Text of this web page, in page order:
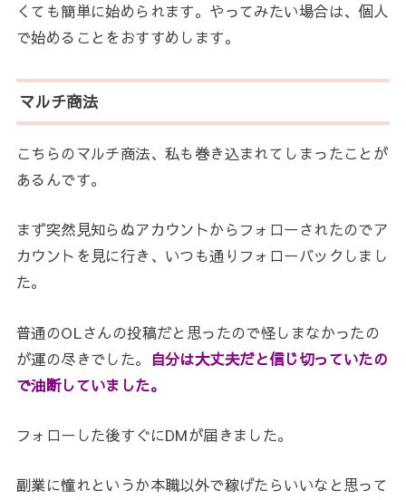
くても簡単に始められます。やってみたい場合は、個人
で始めることをおすすめします。
マルチ商法
こちらのマルチ商法、私も巻き込まれてしまったことが
あるんです。
まず突然見知らぬアカウントからフォローされたのでア
カウントを見に行き、いつも通りフォローバックしまし
た。
普通のOLさんの投稿だと思ったので怪しまなかったの
が運の尽きでした。 自分は大丈夫だと信じ切っていたの
で油断していました。
フォローした後すぐにDMが届きました。
副業に憧れというか本職以外で稼げたらいいなと思って